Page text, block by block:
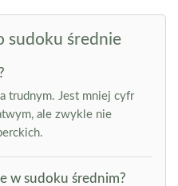
sudoku średnie
trudnym. Jest mniej cyfr
ale zwykle nie
w sudoku średnim?